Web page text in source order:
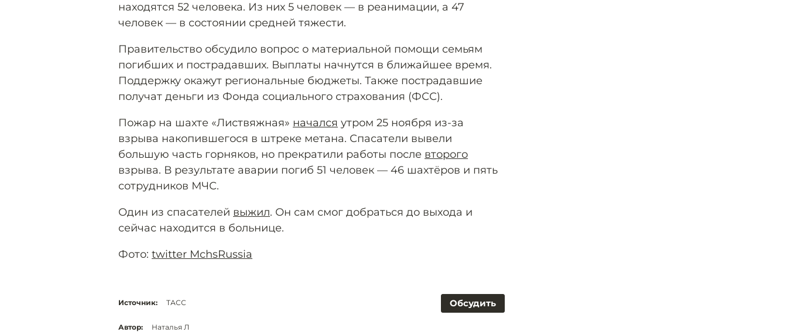
находятся 52 человека. Из них 5 человек — в реанимации, а 47
человек — в состоянии средней тяжести.
Правительство обсудило вопрос о материальной помощи семьям
погибших и пострадавших. Выплаты начнутся в ближайшее время.
Поддержку окажут региональные бюджеты. Также пострадавшие
получат деньги из Фонда социального страхования (ФСС).
Пожар на шахте «Листвяжная» начался утром 25 ноября из-за
взрыва накопившегося в штреке метана. Спасатели вывели
большую часть горняков, но прекратили работы после второго
взрыва. В результате аварии погиб 51 человек — 46 шахтёров и пять
сотрудников МЧС.
Один из спасателей выжил. Он сам смог добраться до выхода и
сейчас находится в больнице.
Фото: twitter MchsRussia
Обсудить
Источник: ТАСС
Автор: Наталья Л